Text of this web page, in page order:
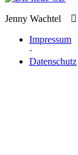
Jenny Wachtel
Impressum
·
Datenschutz